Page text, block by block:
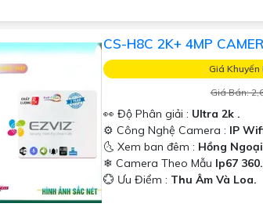
CS-H8C 2K+ 4MP
Giá Khuyến
Giá Bán:
👀 Độ Phân giải : Ultra 2k .
⚙ Công Nghệ Camera : IP
🌜 Xem ban đêm : Hồng
❄ Camera Theo Mẫu Ip67 360.
️💮 Ưu Điểm : Thu Âm Và Loa.